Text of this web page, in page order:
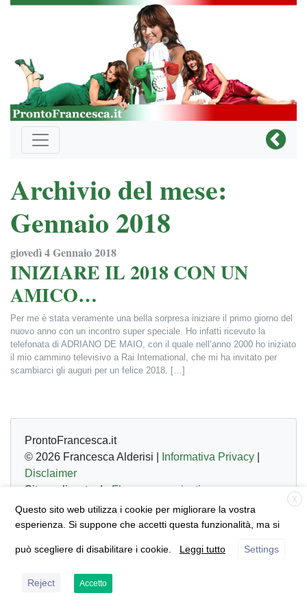
Archivio del mese:
Gennaio 2018
giovedì 4 Gennaio 2018
INIZIARE IL 2018 CON UN
AMICO…
Per me è stata veramente una bella sorpresa iniziare il primo giorno del
nuovo anno con un incontro super speciale. Ho infatti ricevuto la
telefonata di ADRIANO DE MAIO, con il quale nell’anno 2000 ho iniziato
il mio cammino televisivo a Rai International, che mi ha invitato per
scambiarci gli auguri per un felice 2018. […]
ProntoFrancesca.it
© 2026 Francesca Alderisi |
Informativa Privacy
Disclaimer
Sito realizzato daFlyer communication
X
Questo sito web utilizza i cookie per migliorare la vostra
esperienza. Si suppone che accetti questa funzionalità, ma si
può scegliere di disabilitare i cookie. Leggi tutto Settings
Reject Accetto